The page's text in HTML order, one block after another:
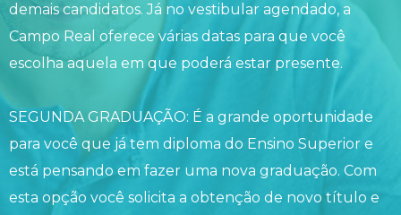
demais candidatos. Já no vestibular agendado, a
Campo Real oferece várias datas para que você
escolha aquela em que poderá estar presente.
SEGUNDA GRADUAÇÃO: É a grande oportunidade
para você que já tem diploma do Ensino Superior e
está pensando em fazer uma nova graduação. Com
esta opção você solicita a obtenção de novo título e